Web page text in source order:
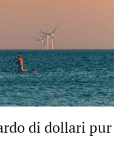
di dollari pur